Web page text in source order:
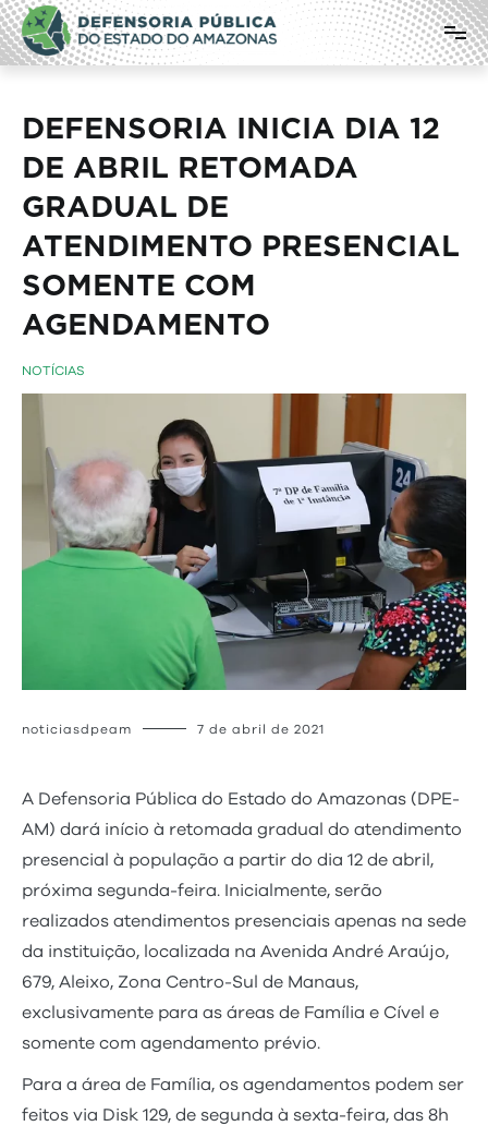
Pular
para
o
conteúdo
Defensoria Pública do Estado do
Amazonas
DEFENSORIA INICIA DIA 12
DE ABRIL RETOMADA
GRADUAL DE
ATENDIMENTO PRESENCIAL
SOMENTE COM
AGENDAMENTO
NOTÍCIAS
noticiasdpeam 7 de abril de 2021
A Defensoria Pública do Estado do Amazonas (DPE-
AM) dará início à retomada gradual do atendimento
presencial à população a partir do dia 12 de abril,
próxima segunda-feira. Inicialmente, serão
realizados atendimentos presenciais apenas na sede
da instituição, localizada na Avenida André Araújo,
679, Aleixo, Zona Centro-Sul de Manaus,
exclusivamente para as áreas de Família e Cível e
somente com agendamento prévio.
Para a área de Família, os agendamentos podem ser
feitos via Disk 129, de segunda à sexta-feira, das 8h